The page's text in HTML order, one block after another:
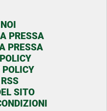
PRESSA
PRESSA
SITO